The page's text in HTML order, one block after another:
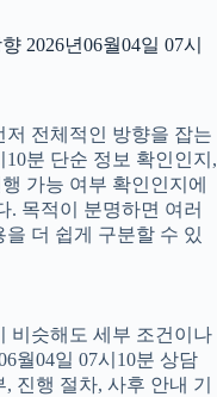
2026년06월04일 07시
전체적인 방향을 잡는
10분 단순 정보 확인인지,
가능 여부 확인인지에
. 목적이 분명하면 여러
더 쉽게 구분할 수 있
비슷해도 세부 조건이나
월04일 07시10분 상담
진행 절차, 사후 안내 기